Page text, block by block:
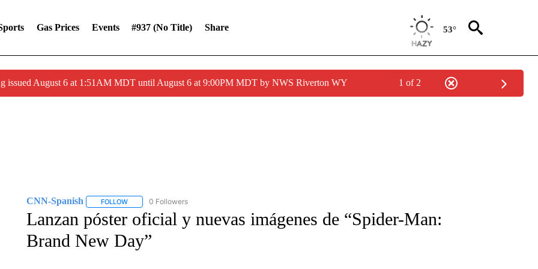
Gas Prices Events #937 (no Title) Share 53°
issued August 6 at 1:51AM MDT until August 6 at 9:00PM MDT by NWS Riverton WY 1 of 2
CNN-Spanish FOLLOWFOLLOW "CNN-SPANISH" TO RECEIVE NOTIFICATIONS ABOUT NEW PAGES ON "CNN-SPANISH".
0 Followers
Lanzan póster oficial y nuevas imágenes de “Spider-Man:
Brand New Day”